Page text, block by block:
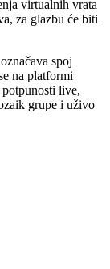
virtualnih vrata
za glazbu će biti
spoj
na platformi
live,
grupe i uživo